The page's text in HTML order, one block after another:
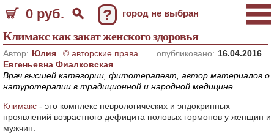
0 руб. ? город не выбран
Климакс как закат женского здоровья
опубликовано: 16.04.2016
© авторские права
Автор: Юлия
Евгеньевна Фиалковская
Врач высшей категории, фитотерапевт, автор материалов о
натуротерапии в традиционной и народной медицине
Климакс - это комплекс неврологических и эндокринных
проявлений возрастного дефицита половых гормонов у женщин и
мужчин.